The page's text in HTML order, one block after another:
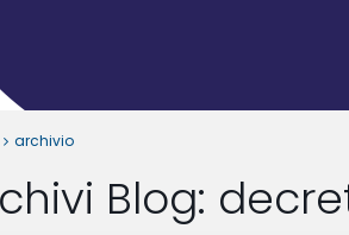
archivio
Blog: